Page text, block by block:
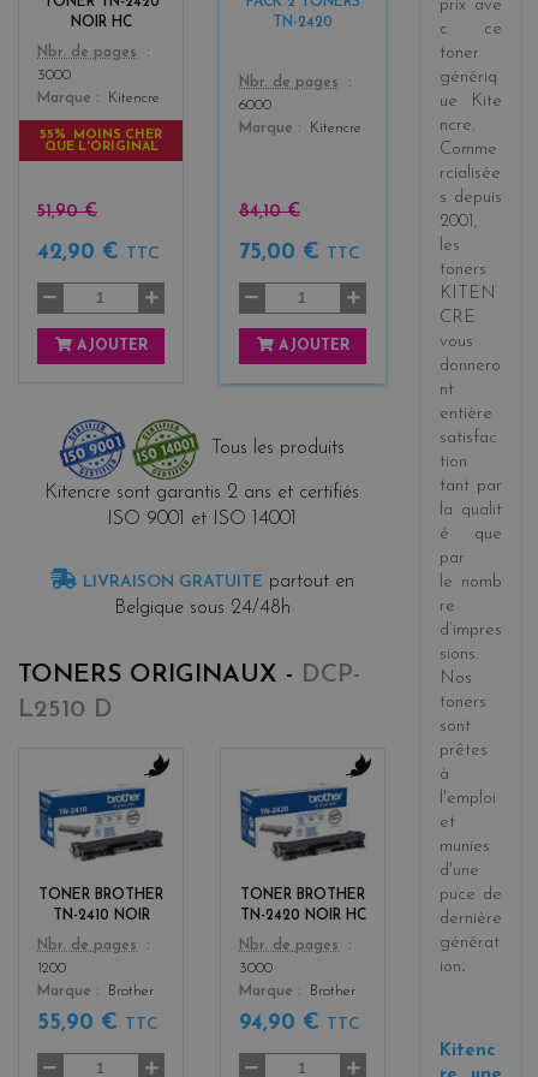
NOIR HC
Color
Nbr. de pages
3000
Marque
Kitencre
55% MOINS CHER
QUE L'ORIGINAL
51,90 €
42,90 € TTC
AJOUTER
TN-2420
Color
Nbr. de pages
6000
Marque
Kitencre
84,10 €
75,00 € TTC
AJOUTER
Tous les produits
Kitencre sont garantis 2 ans et certifiés
ISO 9001 et ISO 14001
LIVRAISON GRATUITE partout en
Belgique sous 24/48h
TONERS ORIGINAUX - DCP-
L2510 D
TONER BROTHER
TN-2410 NOIR
Color
b
a
k
Nbr. de pages
1200
Marque
Brother
55,90 € TTC
TONER BROTHER
TN-2420 NOIR HC
Color
b
a
k
Nbr. de pages
3000
Marque
Brother
94,90 € TTC
prix ave
c ce
toner
génériq
ue
Kite
ncre.
Comme
rcialisée
s depuis
2001 ,
les
toners
KITEN
CRE
vous
donnero
nt
entière
satisfac
tion
tant par
la qualit
é que
par
le nomb
re
d’impres
sions.
Nos
toners
sont
prêtes
à
l'emploi
et
munies
d'une
puce de
dernière
générat
ion.
Kitenc